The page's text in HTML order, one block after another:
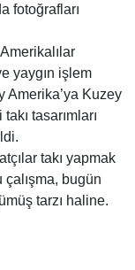
fotoğrafları
yaygın işlem
Amerika’ya Kuzey
tasarımları
takı yapmak
bugün
tarzı haline.